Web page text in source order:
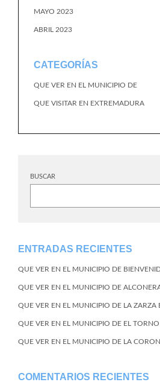
MAYO 2023
ABRIL 2023
CATEGORÍAS
QUE VER EN EL MUNICIPIO DE
QUE VISITAR EN EXTREMADURA
BUSCAR
ENTRADAS RECIENTES
QUE VER EN EL MUNICIPIO DE
QUE VER EN EL MUNICIPIO DE
QUE VER EN EL MUNICIPIO DE LA ZARZA
QUE VER EN EL MUNICIPIO DE EL TORNO
QUE VER EN EL MUNICIPIO DE LA
COMENTARIOS RECIENTES